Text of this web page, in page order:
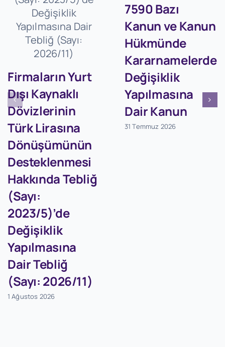
Firmaların Yurt
Dışı Kaynaklı
Dövizlerinin
Türk Lirasına
Dönüşümünün
Desteklenmesi
Hakkında Tebliğ
(Sayı:
2023/5)’de
Değişiklik
Yapılmasına
Dair Tebliğ
(Sayı: 2026/11)
1 Ağustos 2026
7590 Bazı
Kanun ve Kanun
Hükmünde
Kararnamelerde
Değişiklik
Yapılmasına
Dair Kanun
31 Temmuz 2026